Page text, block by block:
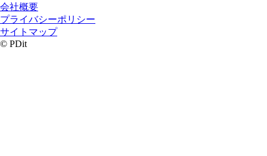
会社概要
プライバシーポリシー
サイトマップ
© PDit